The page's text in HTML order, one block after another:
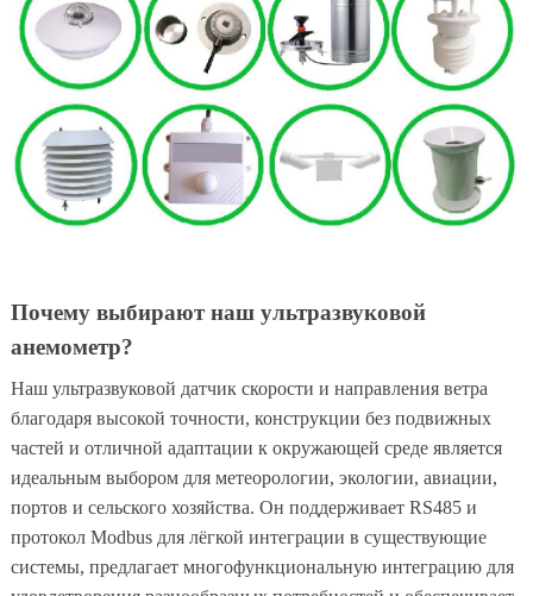
Почему выбирают наш ультразвуковой
анемометр?
Наш ультразвуковой датчик скорости и направления ветра
благодаря высокой точности, конструкции без подвижных
частей и отличной адаптации к окружающей среде является
идеальным выбором для метеорологии, экологии, авиации,
портов и сельского хозяйства. Он поддерживает RS485 и
протокол Modbus для лёгкой интеграции в существующие
системы, предлагает многофункциональную интеграцию для